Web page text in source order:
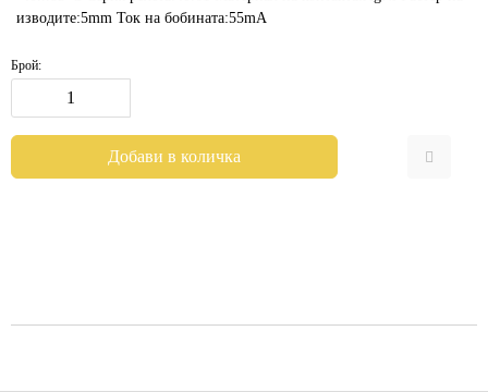
изводите:5mm Ток на бобината:55mA
Брой: